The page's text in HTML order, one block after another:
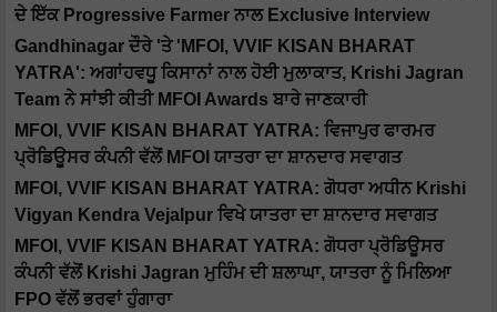
ਦੇ ਇੱਕ Progressive Farmer ਨਾਲ Exclusive Interview
Gandhinagar ਦੌਰੇ 'ਤੇ 'MFOI, VVIF KISAN BHARAT
YATRA': ਅਗਾਂਹਵਧੂ ਕਿਸਾਨਾਂ ਨਾਲ ਹੋਈ ਮੁਲਾਕਾਤ, Krishi Jagran
Team ਨੇ ਸਾਂਝੀ ਕੀਤੀ MFOI Awards ਬਾਰੇ ਜਾਣਕਾਰੀ
MFOI, VVIF KISAN BHARAT YATRA: ਵਿਜਾਪੁਰ ਫਾਰਮਰ
ਪ੍ਰੋਡਿਊਸਰ ਕੰਪਨੀ ਵੱਲੋਂ MFOI ਯਾਤਰਾ ਦਾ ਸ਼ਾਨਦਾਰ ਸਵਾਗਤ
MFOI, VVIF KISAN BHARAT YATRA: ਗੋਧਰਾ ਅਧੀਨ Krishi
Vigyan Kendra Vejalpur ਵਿਖੇ ਯਾਤਰਾ ਦਾ ਸ਼ਾਨਦਾਰ ਸਵਾਗਤ
MFOI, VVIF KISAN BHARAT YATRA: ਗੋਧਰਾ ਪ੍ਰੋਡਿਊਸਰ
ਕੰਪਨੀ ਵੱਲੋਂ Krishi Jagran ਮੁਹਿੰਮ ਦੀ ਸ਼ਲਾਘਾ, ਯਾਤਰਾ ਨੂੰ ਮਿਲਿਆ
FPO ਵੱਲੋਂ ਭਰਵਾਂ ਹੁੰਗਾਰਾ